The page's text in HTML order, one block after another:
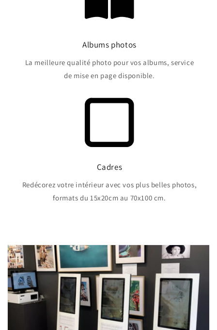
Albums photos
La meilleure qualité photo pour vos albums, service
de mise en page disponible.
Cadres
Redécorez votre intérieur avec vos plus belles photos,
formats du 15x20cm au 70x100 cm.